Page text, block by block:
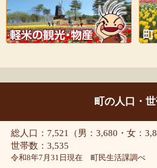
町の人口・
総人口：7,521（男：3,680・女：
世帯数：3,535
令和8年7月31日現在 町民生活課調べ